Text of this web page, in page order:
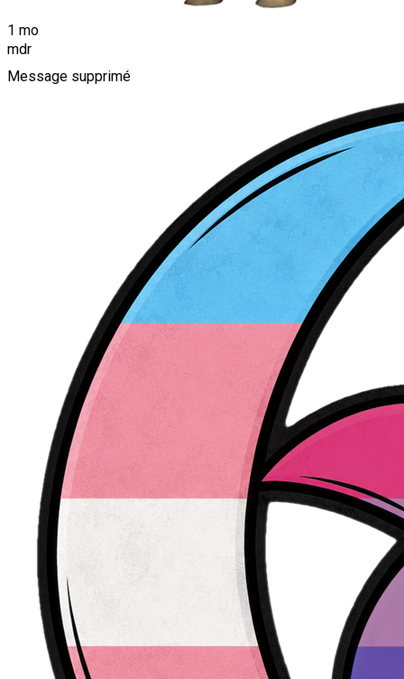
1 mo
mdr
Message supprimé